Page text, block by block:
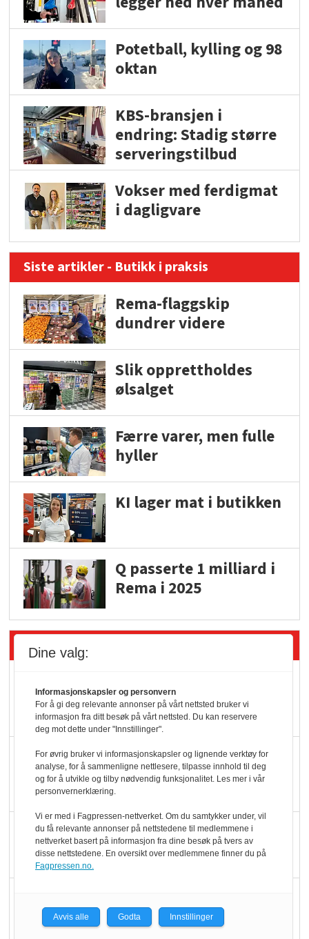
Potetball, kylling og 98
oktan
KBS-bransjen i
endring: Stadig større
serveringstilbud
Vokser med ferdigmat
i dagligvare
Siste artikler - Butikk i praksis
Rema-flaggskip
dundrer videre
Slik opprettholdes
ølsalget
Færre varer, men fulle
hyller
KI lager mat i butikken
Q passerte 1 milliard i
Rema i 2025
Siste artikler - Økologisk
yoghurt: Trues av
melkemangel
Marit Kolby vant
Økologisk Norge sin
hederspris
Blir enklere å velge
økologisk i butikkhylla
med å få tak i nok melk
Dine valg:
Informasjonskapsler og personvern
For å gi deg relevante annonser på vårt nettsted bruker vi
informasjon fra ditt besøk på vårt nettsted. Du kan reservere
deg mot dette under "Innstillinger".
For øvrig bruker vi informasjonskapsler og lignende verktøy for
analyse, for å sammenligne nettlesere, tilpasse innhold til deg
og for å utvikle og tilby nødvendig funksjonalitet. Les mer i vår
personvernerklæring.
Vi er med i Fagpressen-nettverket. Om du samtykker under, vil
du få relevante annonser på nettstedene til medlemmene i
nettverket basert på informasjon fra dine besøk på tvers av
disse nettstedene. En oversikt over medlemmene finner du på
Fagpressen.no.
Avvis alle Godta Innstillinger